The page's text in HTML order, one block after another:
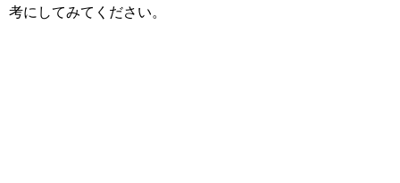
考にしてみてください。